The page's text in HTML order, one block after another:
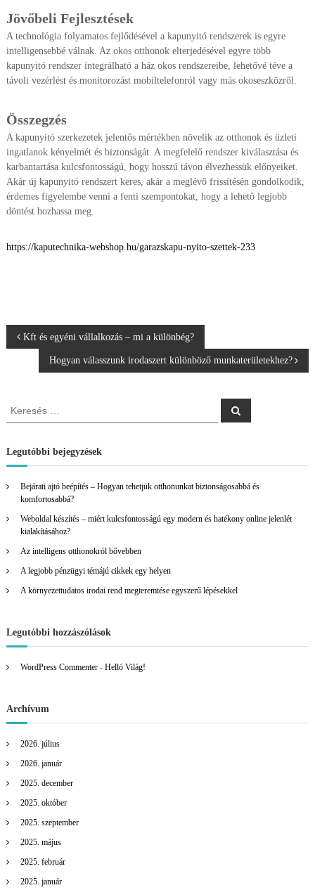
Jövőbeli Fejlesztések
A technológia folyamatos fejlődésével a kapunyitó rendszerek is egyre
intelligensebbé válnak. Az okos otthonok elterjedésével egyre több
kapunyitó rendszer integrálható a ház okos rendszereibe, lehetővé téve a
távoli vezérlést és monitorozást mobiltelefonról vagy más okoseszközről.
Összegzés
A kapunyitó szerkezetek jelentős mértékben növelik az otthonok és üzleti
ingatlanok kényelmét és biztonságát. A megfelelő rendszer kiválasztása és
karbantartása kulcsfontosságú, hogy hosszú távon élvezhessük előnyeiket.
Akár új kapunyitó rendszert keres, akár a meglévő frissítésén gondolkodik,
érdemes figyelembe venni a fenti szempontokat, hogy a lehető legjobb
döntést hozhassa meg.
https://kaputechnika-webshop.hu/garazskapu-nyito-szettek-233
B
j
g
z
é
s
n
i
g
á
c
i
ó
Kft és egyéni vállalkozás – mi a különbég?
Hogyan válasszunk irodaszert különböző munkaterületekhez?
K
e
s
K
s
Legutóbbi bejegyzések
Bejárati ajtó beépítés – Hogyan tehetjük otthonunkat biztonságosabbá és
komfortosabbá?
Weboldal készítés – miért kulcsfontosságú egy modern és hatékony online jelenlét
kialakításához?
Az intelligens otthonokról bővebben
A legjobb pénzügyi témájú cikkek egy helyen
A környezettudatos irodai rend megteremtése egyszerű lépésekkel
Legutóbbi hozzászólások
WordPress Commenter- Helló Világ!
Archívum
2026. július
2026. január
2025. december
2025. október
2025. szeptember
2025. május
2025. február
2025. január